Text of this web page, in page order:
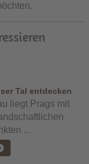
Tal entdecken
liegt Prags mit
...